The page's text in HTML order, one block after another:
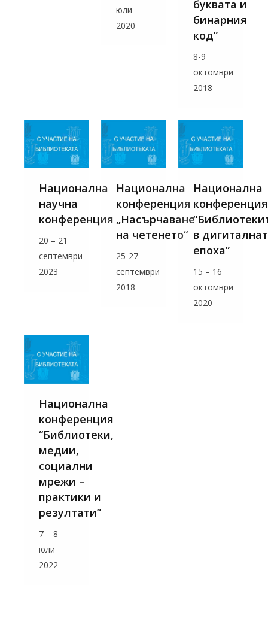
юли
2020
буквата и
бинарния
код”
8-9
октомври
2018
Национална
научна
конференция
20 – 21
септември
2023
Национална
конференция
„Насърчаване
на четенето“
25-27
септември
2018
Национална
конференция
в
епоха”
15 – 16
октомври
2020
Национална
конференция
“Библиотеки,
медии,
социални
мрежи –
практики и
резултати”
7 – 8
юли
2022